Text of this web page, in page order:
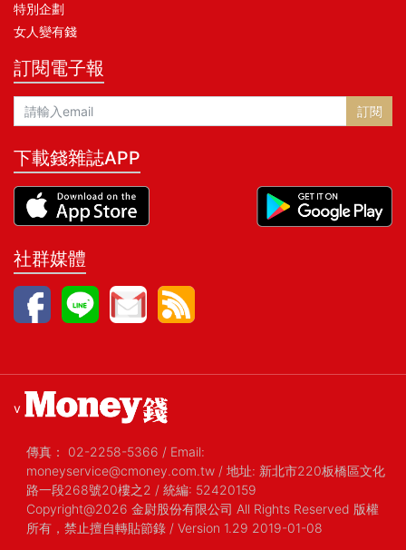
特別企劃
女人變有錢
訂閱電子報
訂閱
下載錢雜誌APP
社群媒體
v
傳真： 02-2258-5366 / Email:
moneyservice@cmoney.com.tw / 地址: 新北市220板橋區文化
路一段268號20樓之2 / 統編: 52420159
Copyright@2026 金尉股份有限公司 All Rights Reserved 版權
所有，禁止擅自轉貼節錄 / Version 1.29 2019-01-08